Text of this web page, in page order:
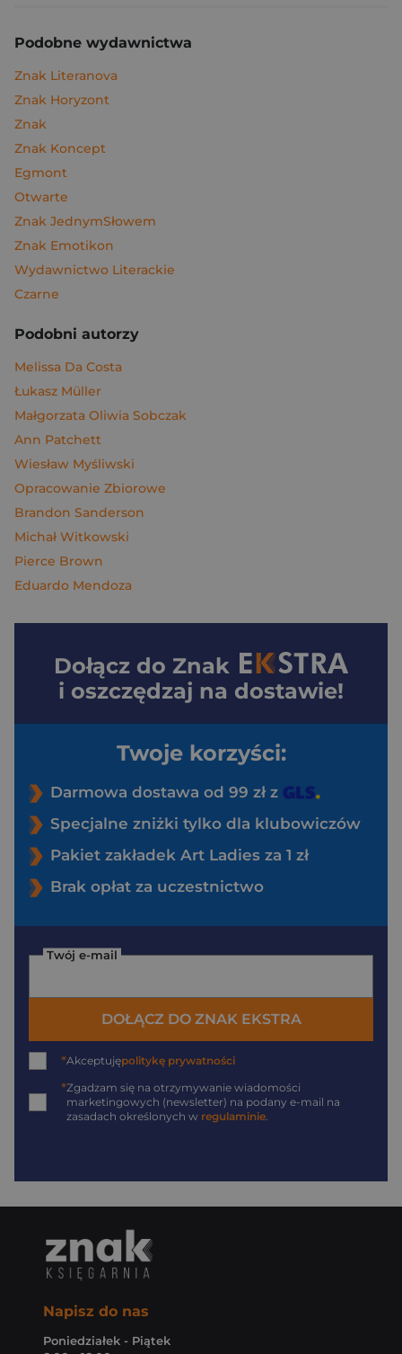
Podobne wydawnictwa
Znak Literanova
Znak Horyzont
Znak
Znak Koncept
Egmont
Otwarte
Znak JednymSłowem
Znak Emotikon
Wydawnictwo Literackie
Czarne
Podobni autorzy
Melissa Da Costa
Łukasz Müller
Małgorzata Oliwia Sobczak
Ann Patchett
Wiesław Myśliwski
Opracowanie Zbiorowe
Brandon Sanderson
Michał Witkowski
Pierce Brown
Eduardo Mendoza
Dołącz do Znak
i oszczędzaj na dostawie!
Twoje korzyści:
Darmowa dostawa od 99 zł z
Specjalne zniżki tylko dla klubowiczów
Pakiet zakładek Art Ladies za 1 zł
Brak opłat za uczestnictwo
Twój e-mail
DOŁĄCZ DO ZNAK EKSTRA
*Akceptujępolitykę prywatności
*Zgadzam się na otrzymywanie wiadomości
marketingowych (newsletter) na podany e-mail na
zasadach określonych w regulaminie.
Napisz do nas
Poniedziałek - Piątek